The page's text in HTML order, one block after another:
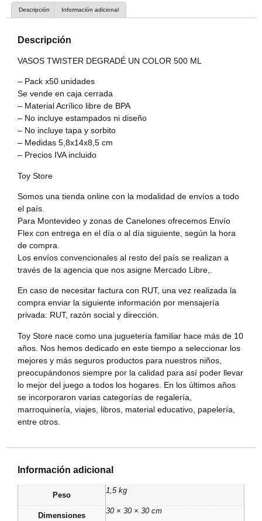
Descripción Información adicional
Descripción
VASOS TWISTER DEGRADÉ UN COLOR 500 ML
– Pack x50 unidades
Se vende en caja cerrada
– Material Acrílico libre de BPA
– No incluye estampados ni diseño
– No incluye tapa y sorbito
– Medidas 5,8x14x8,5 cm
– Precios IVA incluido
Toy Store
Somos una tienda online con la modalidad de envíos a todo
el país.
Para Montevideo y zonas de Canelones ofrecemos Envío
Flex con entrega en el día o al día siguiente, según la hora
de compra.
Los envíos convencionales al resto del país se realizan a
través de la agencia que nos asigne Mercado Libre,.
En caso de necesitar factura con RUT, una vez realizada la
compra enviar la siguiente información por mensajería
privada: RUT, razón social y dirección.
Toy Store nace como una juguetería familiar hace más de 10
años. Nos hemos dedicado en este tiempo a seleccionar los
mejores y más seguros productos para nuestros niños,
preocupándonos siempre por la calidad para así poder llevar
lo mejor del juego a todos los hogares. En los últimos años
se incorporaron varias categorías de regalería,
marroquinería, viajes, libros, material educativo, papelería,
entre otros.
Información adicional
Peso
1,5 kg
Dimensiones
30 × 30 × 30 cm